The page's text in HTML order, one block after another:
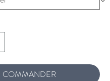
COMMANDER